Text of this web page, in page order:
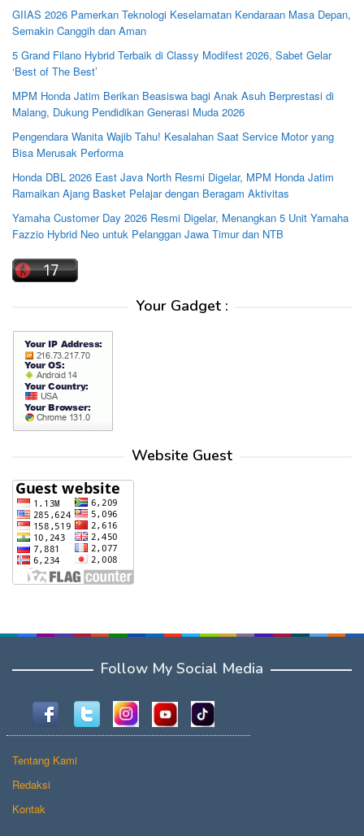
GIIAS 2026 Pamerkan Teknologi Keselamatan Kendaraan Masa Depan,
Semakin Canggih dan Aman
5 Grand Filano Hybrid Terbaik di Classy Modifest 2026, Sabet Gelar
‘Best of The Best’
MPM Honda Jatim Berikan Beasiswa bagi Anak Asuh Berprestasi di
Malang, Dukung Pendidikan Generasi Muda 2026
Pengendara Wanita Wajib Tahu! Kesalahan Saat Service Motor yang
Bisa Merusak Performa
Honda DBL 2026 East Java North Resmi Digelar, MPM Honda Jatim
Ramaikan Ajang Basket Pelajar dengan Beragam Aktivitas
Yamaha Customer Day 2026 Resmi Digelar, Menangkan 5 Unit Yamaha
Fazzio Hybrid Neo untuk Pelanggan Jawa Timur dan NTB
Your Gadget :
Website Guest
Follow My Social Media
Tentang Kami
Redaksi
Kontak